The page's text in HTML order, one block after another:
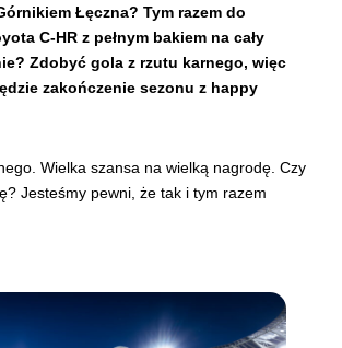
KUP BILET
Łęczna? Tym razem do
C-HR z pełnym bakiem na cały
Zdobyć gola z rzutu karnego, więc
zakończenie sezonu z happy
Wielka szansa na wielką nagrodę. Czy
Jesteśmy pewni, że tak i tym razem